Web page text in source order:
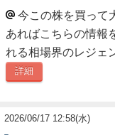
ト
今この株を買って
あればこちらの情報
れる相場界のレジェ
詳細
2026/06/17 12:58(水)